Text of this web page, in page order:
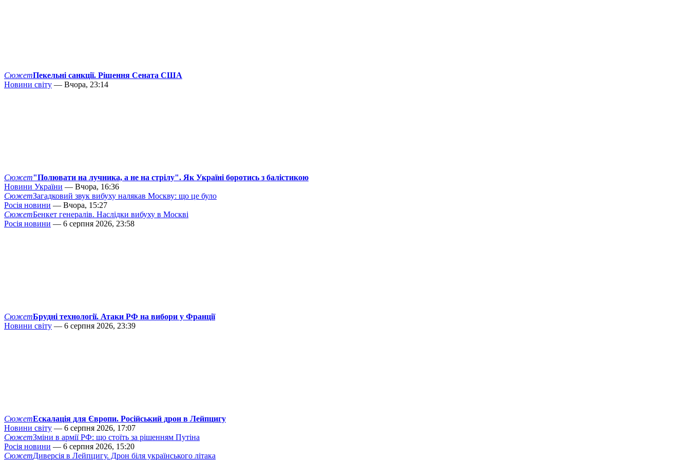
СюжетПекельні санкції. Рішення Сената США
Новини світу — Вчора, 23:14
Сюжет"Полювати на лучника, а не на стрілу". Як Україні боротись з балістикою
Новини України — Вчора, 16:36
СюжетЗагадковий звук вибуху налякав Москву: що це було
Росія новини — Вчора, 15:27
СюжетБенкет генералів. Наслідки вибуху в Москві
Росія новини — 6 серпня 2026, 23:58
СюжетБрудні технології. Атаки РФ на вибори у Франції
Новини світу — 6 серпня 2026, 23:39
СюжетЕскалація для Європи. Російський дрон в Лейпцигу
Новини світу — 6 серпня 2026, 17:07
СюжетЗміни в армії РФ: що стоїть за рішенням Путіна
Росія новини — 6 серпня 2026, 15:20
СюжетДиверсія в Лейпцигу. Дрон біля українського літака